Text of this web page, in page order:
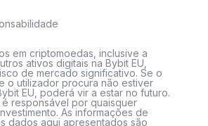
em criptomoedas, inclusive a
ativos digitais na Bybit EU,
de mercado significativo. Se o
o utilizador procura não estiver
EU, poderá vir a estar no futuro.
é responsável por quaisquer
As informações de
dados aqui apresentados são